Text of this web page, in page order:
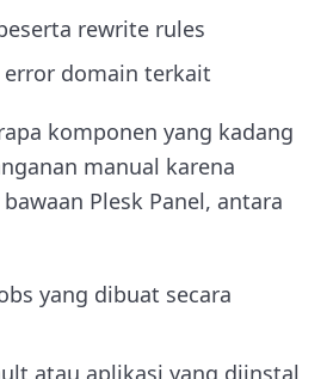
rewrite rules
error domain terkait
komponen yang kadang
manual karena
Plesk Panel, antara
yang dibuat secara
atau aplikasi yang diinstal